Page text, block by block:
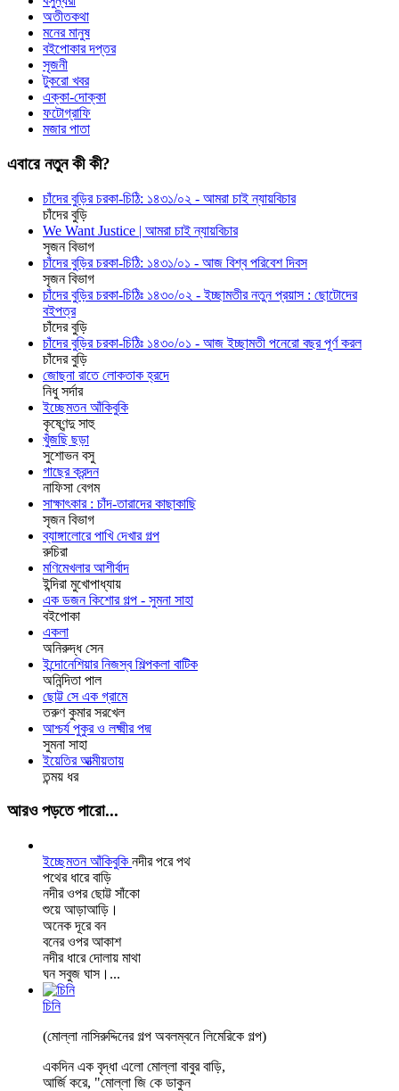
অতীতকথা
মনের মানুষ
বইপোকার দপ্তর
সৃজনী
টুকরো খবর
এক্কা-দোক্কা
ফটোগ্রাফি
মজার পাতা
এবারে নতুন কী কী?
চাঁদের বুড়ির চরকা-চিঠি: ১৪৩১/০২ - আমরা চাই ন্যায়বিচার
চাঁদের বুড়ি
We Want Justice | আমরা চাই ন্যায়বিচার
সৃজন বিভাগ
চাঁদের বুড়ির চরকা-চিঠি: ১৪৩১/০১ - আজ বিশ্ব পরিবেশ দিবস
সৃজন বিভাগ
চাঁদের বুড়ির চরকা-চিঠিঃ ১৪৩০/০২ - ইচ্ছামতীর নতুন প্রয়াস : ছোটোদের
বইপত্র
চাঁদের বুড়ি
চাঁদের বুড়ির চরকা-চিঠিঃ ১৪৩০/০১ - আজ ইচ্ছামতী পনেরো বছর পূর্ণ করল
চাঁদের বুড়ি
জোছনা রাতে লোকতাক হ্রদে
নিধু সর্দার
ইচ্ছেমতন আঁকিবুকি
কৃষ্ণেন্দু সাহু
খুঁজছি ছড়া
সুশোভন বসু
গাছের ক্রন্দন
নাফিসা বেগম
সাক্ষাৎকার : চাঁদ-তারাদের কাছাকাছি
সৃজন বিভাগ
ব্যাঙ্গালোরে পাখি দেখার গল্প
রুচিরা
মণিমেখলার আশীর্বাদ
ইন্দিরা মুখোপাধ্যায়
এক ডজন কিশোর গল্প - সুমনা সাহা
বইপোকা
একলা
অনিরুদ্ধ সেন
ইন্দোনেশিয়ার নিজস্ব শিল্পকলা বাটিক
অনিন্দিতা পাল
ছোট্ট সে এক গ্রামে
তরুণ কুমার সরখেল
আশ্চর্য পুকুর ও লক্ষ্মীর পদ্ম
সুমনা সাহা
ইয়েতির আত্মীয়তায়
তন্ময় ধর
আরও পড়তে পারো...
ইচ্ছেমতন আঁকিবুকি নদীর পরে পথ
পথের ধারে বাড়ি
নদীর ওপর ছোট্ট সাঁকো
শুয়ে আড়াআড়ি।
অনেক দূরে বন
বনের ওপর আকাশ
নদীর ধারে দোলায় মাথা
ঘন সবুজ ঘাস।...
চিনি
(মোল্লা নাসিরুদ্দিনের গল্প অবলম্বনে লিমেরিকে গল্প)
একদিন এক বৃদ্ধা এলো মোল্লা বাবুর বাড়ি,
আর্জি করে, "মোল্লা জি কে ডাকুন